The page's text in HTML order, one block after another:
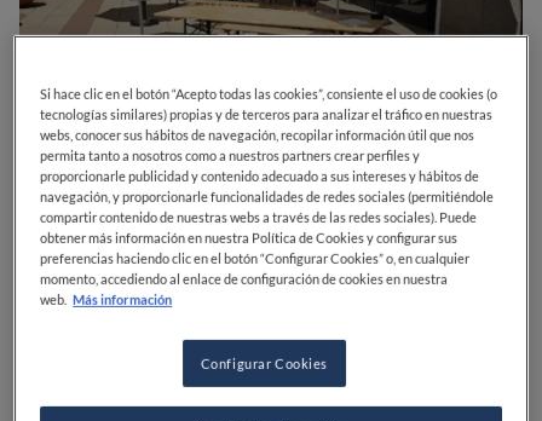
0 0 0 0 0
Pl. del Descubridor Diego de Ordás, 2
Sábado,13:30-15:30, 20:00-23:00
Si hace clic en el botón “Acepto todas las cookies”, consiente el uso de cookies (o
tecnologías similares) propias y de terceros para analizar el tráfico en nuestras
webs, conocer sus hábitos de navegación, recopilar información útil que nos
permita tanto a nosotros como a nuestros partners crear perfiles y
proporcionarle publicidad y contenido adecuado a sus intereses y hábitos de
navegación, y proporcionarle funcionalidades de redes sociales (permitiéndole
compartir contenido de nuestras webs a través de las redes sociales). Puede
obtener más información en nuestra Política de Cookies y configurar sus
preferencias haciendo clic en el botón “Configurar Cookies” o, en cualquier
momento, accediendo al enlace de configuración de cookies en nuestra
web. Más información
Configurar Cookies